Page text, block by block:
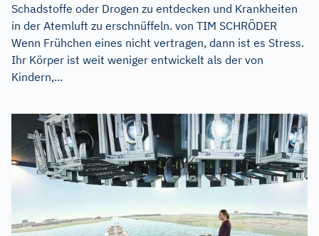
Schadstoffe oder Drogen zu entdecken und Krankheiten
in der Atemluft zu erschnüffeln. von TIM SCHRÖDER
Wenn Frühchen eines nicht vertragen, dann ist es Stress.
Ihr Körper ist weit weniger entwickelt als der von
Kindern,...